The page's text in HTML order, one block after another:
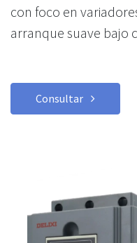
con foco en
arranque suave bajo
Consultar